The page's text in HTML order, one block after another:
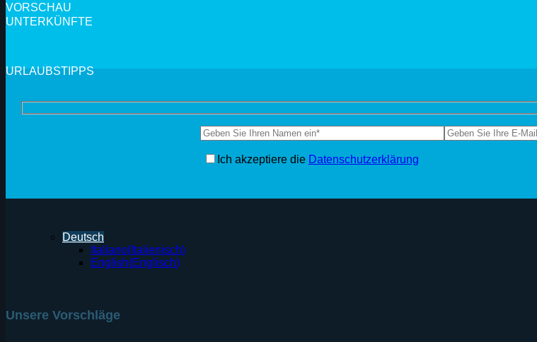
VORSCHAU
UNTERKÜNFTE
URLAUBSTIPPS
Ich akzeptiere die Datenschutzerklärung
Deutsch
Italiano( Italienisch)
English(Englisch)
Unsere Vorschläge